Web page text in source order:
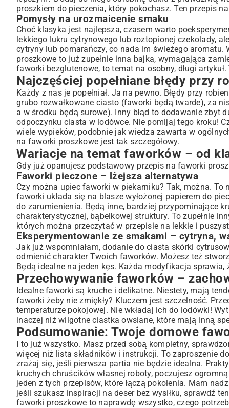
proszkiem do pieczenia, który pokochasz. Ten przepis
Pomysły na urozmaicenie smaku
Choć klasyka jest najlepsza, czasem warto
lekkiego lukru cytrynowego lub roztopionej czekolady,
cytryny lub pomarańczy, co nada im świeżego
proszkowe to już zupełnie inna bajka, wymagająca
faworki bezglutenowe, to temat na osobny, długi
Najczęściej popełniane błędy przy
Każdy z nas je popełniał. Ja na pewno. Błędy przy
grubo rozwałkowane ciasto (faworki będą twarde), za
a w środku będą surowe). Inny błąd to dodawanie zbyt
odpoczynku ciasta w lodówce. Nie pomijaj tego kroku!
wiele wypieków, podobnie jak wiedza zawarta w
na faworki proszkowe jest tak szczegółowy.
Wariacje na temat faworków – od
Gdy już opanujesz podstawowy przepis na faworki
Faworki pieczone – lżejsza alternatywa
Czy można upiec faworki w piekarniku? Tak, można.
faworki układa się na blasze wyłożonej papierem do
do zarumienienia. Będą inne, bardziej przypominające
charakterystycznej, bąbelkowej struktury. To zupełnie
których można przeczytać w przepisie na lekkie i
Eksperymentowanie ze smakami – cytryna,
Jak już wspomniałam, dodanie do ciasta skórki
odmienić charakter Twoich faworków. Możesz też
Będą idealne na jeden kęs. Każda modyfikacja
Przechowywanie faworków –
Idealne faworki są kruche i delikatne. Niestety, mają
faworki żeby nie zmiękły? Kluczem jest szczelność.
temperaturze pokojowej. Nie wkładaj ich do lodówki!
inaczej niż wilgotneciastka owsiane, które mają inną
Podsumowanie: Twoje domowe
I to już wszystko. Masz przed sobą kompletny,
więcej niż lista składników i instrukcji. To zaproszenie
zrażaj się, jeśli pierwsza partia nie będzie idealna.
kruchych chruścików własnej roboty, poczujesz
jeden z tych przepisów, które łączą pokolenia. Mam
jeśli szukasz inspiracji na deser bez wysiłku, sprawdź ten
faworki proszkowe to naprawdę wszystko, czego